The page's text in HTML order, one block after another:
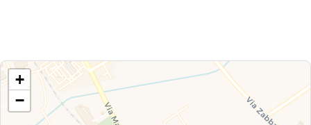
+
−